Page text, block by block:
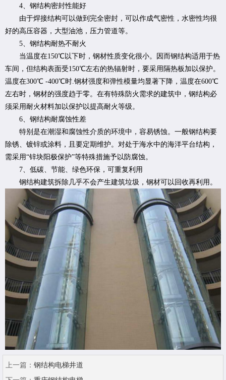
4、钢结构密封性能好
由于焊接结构可以做到完全密封，可以作成气密性，水密性均很
好的高压容器，大型油池，压力管道等。
5、钢结构耐热不耐火
当温度在150℃以下时，钢材性质变化很小。因而钢结构适用于热
车间，但结构表面受150℃左右的热辐射时，要采用隔热板加以保护。
温度在300℃ -400℃时.钢材强度和弹性模量均显著下降，温度在600℃
左右时，钢材的强度趋于零。在有特殊防火需求的建筑中，钢结构必
须采用耐火材料加以保护以提高耐火等级。
6、钢结构耐腐蚀性差
特别是在潮湿和腐蚀性介质的环境中，容易锈蚀。一般钢结构要
除锈、镀锌或涂料，且要定期维护。对处于海水中的海洋平台结构，
需采用“锌块阳极保护”等特殊措施予以防腐蚀。
7、低碳、节能、绿色环保，可重复利用
钢结构建筑拆除几乎不会产生建筑垃圾，钢材可以回收再利用。
上一篇： 钢结构电梯井道